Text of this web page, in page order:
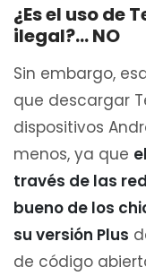
¿Es el uso de
ilegal?… NO
Sin embargo,
que descargar
dispositivos
menos, ya que
través de las
bueno de los
su versión Plus
de código